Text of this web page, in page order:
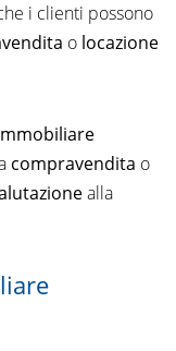
i clienti possono
o locazione
compravendita o
alla